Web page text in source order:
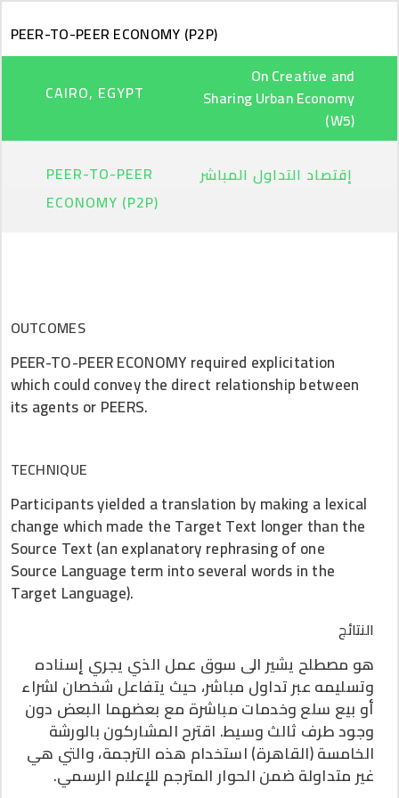
Skip to main content
PEER-TO-PEER ECONOMY (P2P)
CAIRO, EGYPT
On Creative and
Sharing Urban Economy
(W5)
PEER-TO-PEER
ECONOMY (P2P)
إقتصاد التداول المباشر
OUTCOMES
PEER-TO-PEER ECONOMY required explicitation
which could convey the direct relationship between
its agents or PEERS.
TECHNIQUE
Participants yielded a translation by making a lexical
change which made the Target Text longer than the
Source Text (an explanatory rephrasing of one
Source Language term into several words in the
Target Language).
النتائج
هو مصطلح يشير الى سوق عمل الذي يجري إسناده
وتسليمه عبر تداول مباشر، حيث يتفاعل شخصان لشراء
أو بيع سلع وخدمات مباشرة مع بعضهما البعض دون
وجود طرف ثالث وسيط. اقترح المشاركون بالورشة
الخامسة (القاهرة) استخدام هذه الترجمة، والتي هي
غير متداولة ضمن الحوار المترجم للإعلام الرسمي.